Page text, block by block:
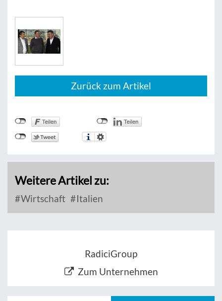
Zurück zum Artikel
Weitere Artikel zu:
Wirtschaft Italien
RadiciGroup
Zum Unternehmen